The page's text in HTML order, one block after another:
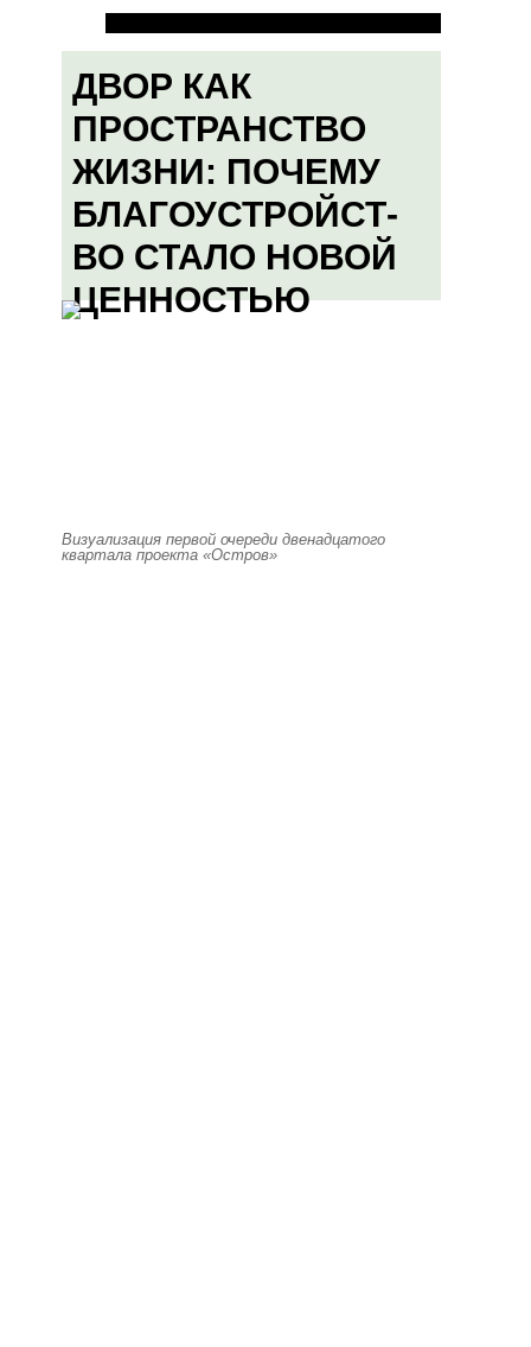
ДВОР КАК
ПРОСТРАНСТВО
ЖИЗНИ: ПОЧЕМУ
БЛАГОУСТРОЙСТ-
ВО СТАЛО НОВОЙ
ЦЕННОСТЬЮ
Визуализация первой очереди двенадцатого
квартала проекта «Остров»